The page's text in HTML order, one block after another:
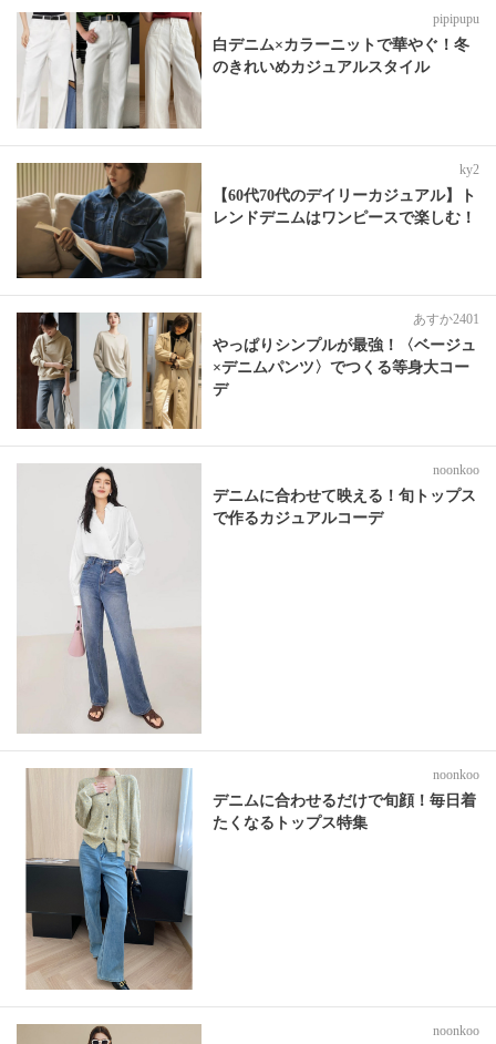
pipipupu
白デニム×カラーニットで華やぐ！冬
のきれいめカジュアルスタイル
ky2
【60代70代のデイリーカジュアル】ト
レンドデニムはワンピースで楽しむ！
あすか2401
やっぱりシンプルが最強！〈ベージュ
×デニムパンツ〉でつくる等身大コー
デ
noonkoo
デニムに合わせて映える！旬トップス
で作るカジュアルコーデ
noonkoo
デニムに合わせるだけで旬顔！毎日着
たくなるトップス特集
noonkoo